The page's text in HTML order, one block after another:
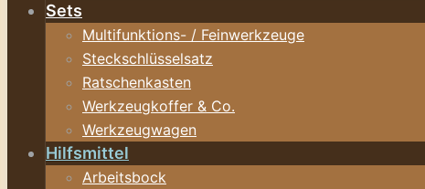
Sets
Multifunktions- / Feinwerkzeuge
Steckschlüsselsatz
Ratschenkasten
Werkzeugkoffer & Co.
Werkzeugwagen
Hilfsmittel
Arbeitsbock